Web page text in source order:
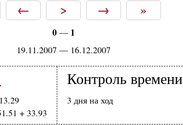
← > → »
0— 1
19.11.2007 — 16.12.2007
+ 33.93
Контроль времени
3 дня на ход